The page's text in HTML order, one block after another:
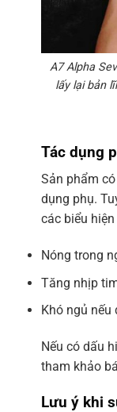
A7 Alpha
lấy lại bản
Tác dụng
Sản phẩm
dụng phụ.
các biểu
Nóng trong
Tăng nhịp
Khó ngủ
Nếu có dấu
tham khảo
Lưu ý khi